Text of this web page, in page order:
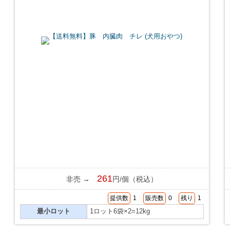
非売 → 261円/個（税込）
提供数 1 販売数 0 残り 1
最小ロット 1ロット6袋×2=12kg